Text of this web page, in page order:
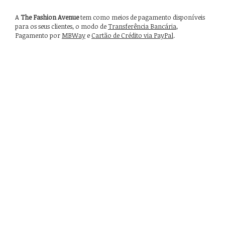
AThe Fashion Avenuetem como meios de pagamento disponíveis
para os seus clientes, o modo deTransferência Bancária,
Pagamento por MBWayeCartão de Crédito via PayPal.